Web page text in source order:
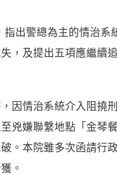
出警總為主的情治系
，及提出五項應繼續
因情治系統介入阻撓
兇嫌聯繫地點「金琴
。本院雖多次函請行
。